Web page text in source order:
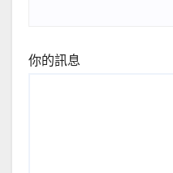
你的訊息